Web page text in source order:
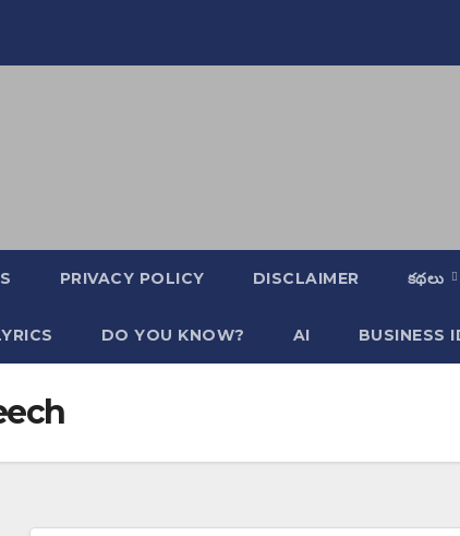
PRIVACY POLICY DISCLAIMER కథలు
DO YOU KNOW? AI BUSINESS